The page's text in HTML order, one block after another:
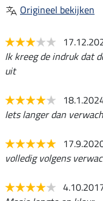
Origineel bekijken
Ik kreeg de indruk dat
uit
Iets langer dan
volledig volgens